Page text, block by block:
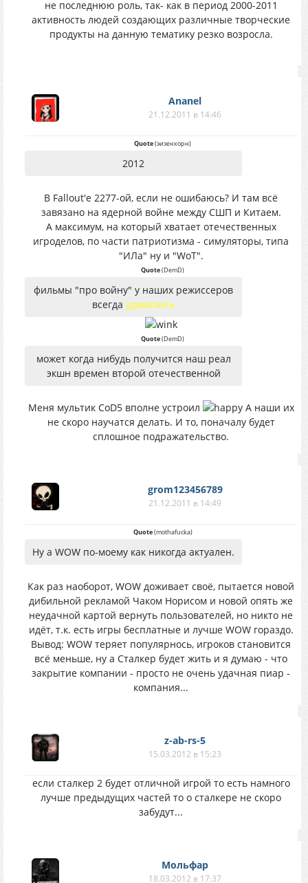
не последнюю роль, так- как в период 2000-2011
активность людей создающих различные творческие
продукты на данную тематику резко возросла.
Ananel
21.12.2011 в 14:46
Quote(эизенхорн)
2012
В Fallout'е 2277-ой, если не ошибаюсь? И там всё
завязано на ядерной войне между СШП и Китаем.
А максимум, на который хватает отечественных
игроделов, по части патриотизма - симуляторы, типа
"ИЛа" ну и "WoT".
Quote(DemD)
фильмы "про войну" у наших режиссеров
всегда удавались
Quote(DemD)
может когда нибудь получится наш реал
экшн времен второй отечественной
Меня мультик CоD5 вполне устроил
А наши их
не скоро научатся делать. И то, поначалу будет
сплошное подражательство.
grom123456789
21.12.2011 в 14:49
Quote(mothafucka)
Ну а WOW по-моему как никогда актуален.
Как раз наоборот, WOW доживает своё, пытается новой
дибильной рекламой Чаком Норисом и новой опять же
неудачной картой вернуть пользователей, но никто не
идёт, т.к. есть игры бесплатные и лучше WOW гораздо.
Вывод: WOW теряет популярнось, игроков становится
всё меньше, ну а Сталкер будет жить и я думаю - что
закрытие компании - просто не очень удачная пиар -
компания...
z-ab-rs-5
15.03.2012 в 15:23
если сталкер 2 будет отличной игрой то есть намного
лучше предыдущих частей то о сталкере не скоро
забудут...
Мольфар
18.03.2012 в 17:37